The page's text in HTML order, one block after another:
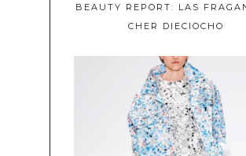
BEAUTY REPORT: LAS
CHER DIECIOCHO